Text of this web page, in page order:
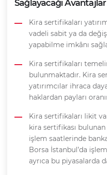
Sağlayacağı
Kira sertifikaları
vadeli sabit ya da
yapabilme imkânı
Kira sertifikaları
bulunmaktadır. Kira
yatırımcılar ihraca
haklardan payları
Kira sertifikaları likit
kira sertifikası
işlem saatlerinde
Borsa İstanbul’da
ayrıca bu piyasalarda